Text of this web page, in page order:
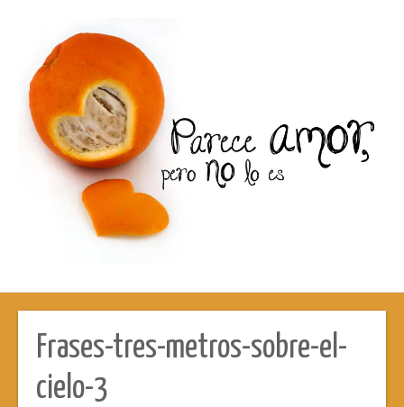
Frases-tres-metros-sobre-el-
cielo-3